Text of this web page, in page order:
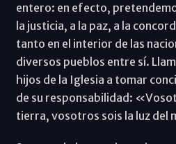
entero: en efecto,
la justicia, a la paz, a la
tanto en el interior de las
diversos pueblos entre sí.
hijos de la Iglesia a tomar
de su responsabilidad:
tierra, vosotros sois la luz del